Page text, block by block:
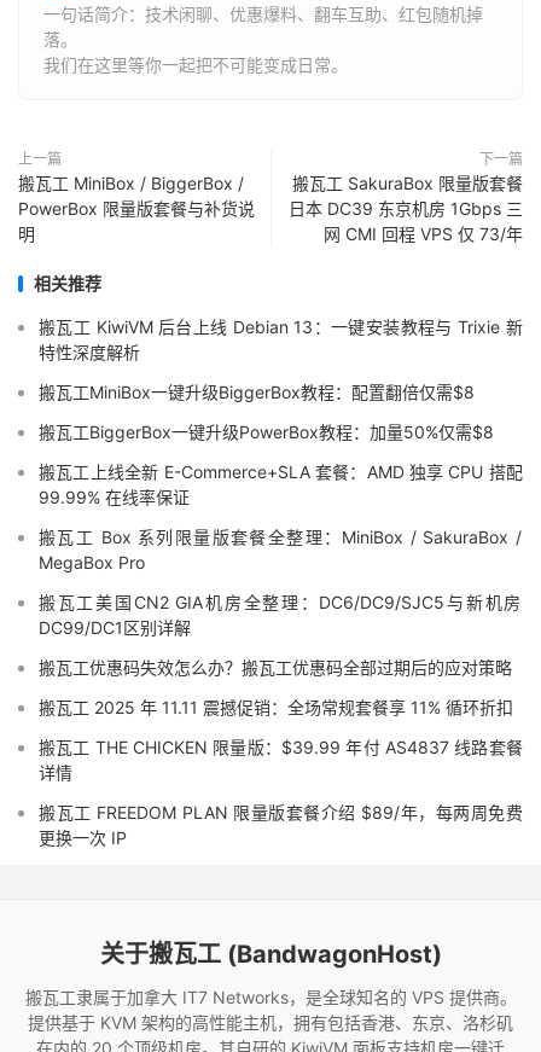
一句话简介：技术闲聊、优惠爆料、翻车互助、红包随机掉
落。
我们在这里等你一起把不可能变成日常。
上一篇
搬瓦工 MiniBox / BiggerBox /
PowerBox 限量版套餐与补货说
明
下一篇
搬瓦工 SakuraBox 限量版套餐
日本 DC39 东京机房 1Gbps 三
网 CMI 回程 VPS 仅 73/年
相关推荐
搬瓦工 KiwiVM 后台上线 Debian 13：一键安装教程与 Trixie 新
特性深度解析
搬瓦工MiniBox一键升级BiggerBox教程：配置翻倍仅需$8
搬瓦工BiggerBox一键升级PowerBox教程：加量50%仅需$8
搬瓦工上线全新 E-Commerce+SLA 套餐：AMD 独享 CPU 搭配
99.99% 在线率保证
搬瓦工 Box 系列限量版套餐全整理：MiniBox / SakuraBox /
MegaBox Pro
搬瓦工美国CN2 GIA机房全整理：DC6/DC9/SJC5与新机房
DC99/DC1区别详解
搬瓦工优惠码失效怎么办？搬瓦工优惠码全部过期后的应对策略
搬瓦工 2025 年 11.11 震撼促销：全场常规套餐享 11% 循环折扣
搬瓦工 THE CHICKEN 限量版：$39.99 年付 AS4837 线路套餐
详情
搬瓦工 FREEDOM PLAN 限量版套餐介绍 $89/年，每两周免费
更换一次 IP
关于搬瓦工 (BandwagonHost)
搬瓦工隶属于加拿大 IT7 Networks，是全球知名的 VPS 提供商。
提供基于 KVM 架构的高性能主机，拥有包括香港、东京、洛杉矶
在内的 20 个顶级机房。其自研的 KiwiVM 面板支持机房一键迁